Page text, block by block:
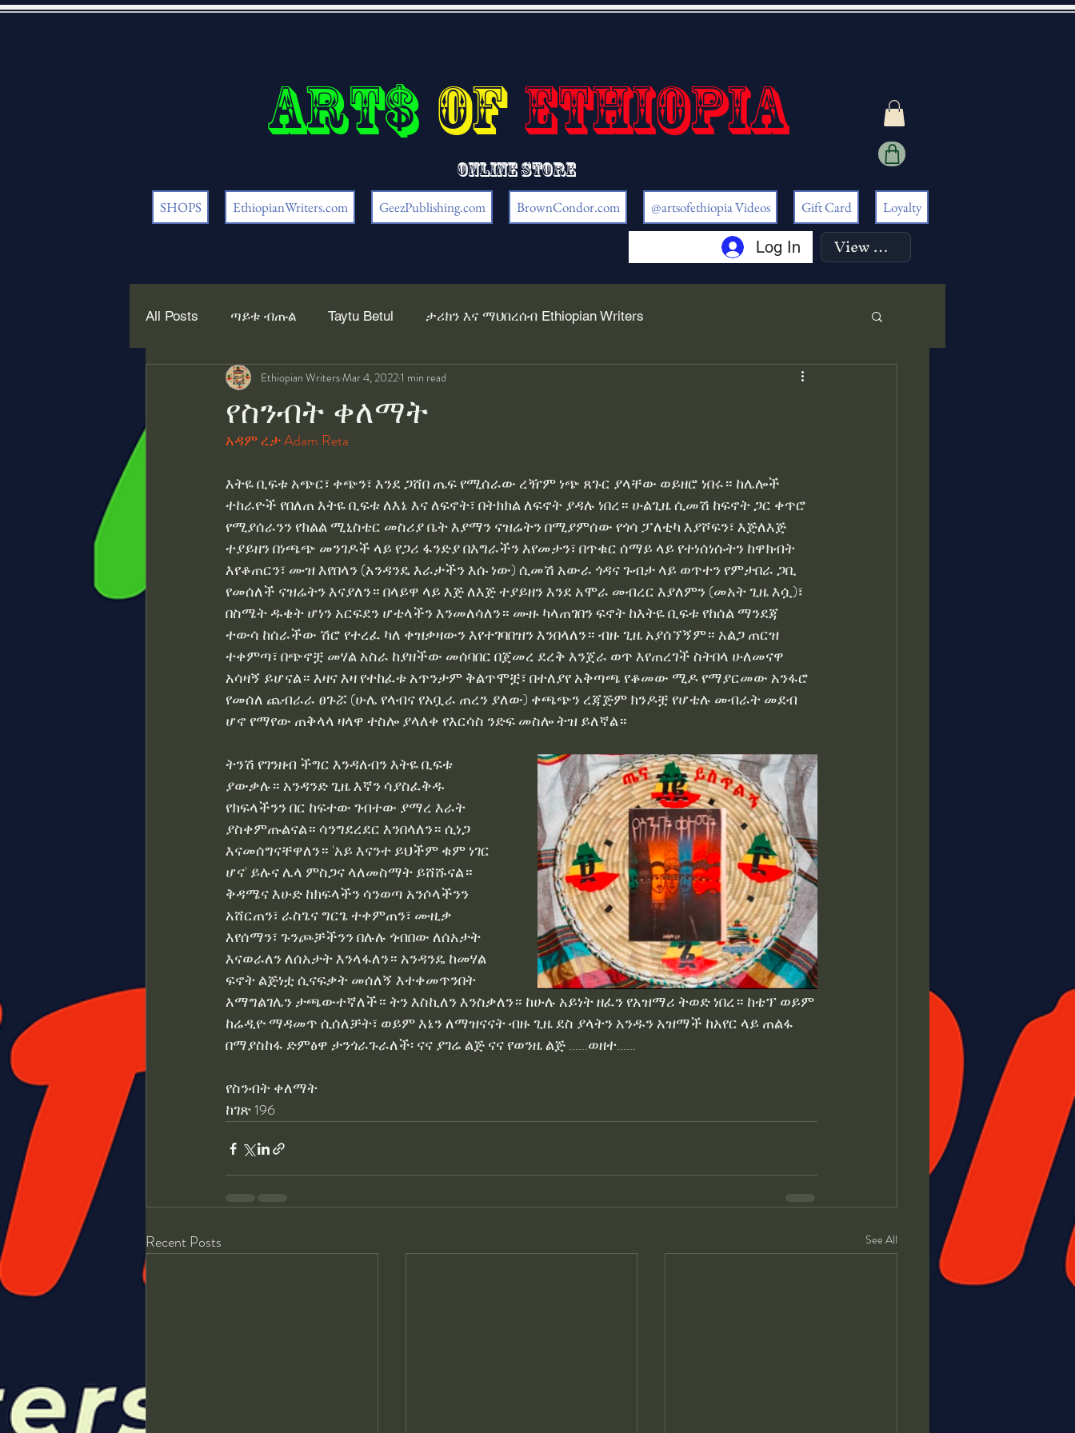
Art$ of Ethiopia
Online store
Log In
SHOPS EthiopianWriters.com GeezPublishing.com BrownCondor.com @artsofethiopia Videos Gift Card Loyalty
View points
All Posts ጣይቱ ብጡል Taytu Betul ታሪክን እና ማህበረሰብ Ethiopian Writers
የቼክ ሪፐብሊኩ ተወላጅ ደራሲ አዶልፍ ፓርለሳክ ተጽ
የኢትዮጵያ ደራሲያን ቴሌግራም ተቀላቀሉ Telegram
አንጉዝ ደራሲ ፀሃይ መላኩ እመ ምኔት ፀሐይ መልአኩ Tsehay Melaku ስንዱ አበበ EPRP
Alemayehu Gelagay መለያየት ሞት ነው በ ዓለማየሁ ገላጋይ ሳላወርስ አላልፍም በ መላኩ ተሰማ አወቀ
ትልቋ ኢትዮጵያ በ ዶናልድ ለቪን Ethiopian Writers ፊደል Fidel አማርኛ ፊደላት
የትም ብዞር በ ማርታ፟፟ ቀፀላ Martha Ketsela ዓለማየሁ ገላጋይ Alemayehu Gelagay ዳግማዊ ምኒልክ እና እቴጌ ጣይቱ
Second Italo-Ethiopian War King Haile Selassie ግ ን ነገሥት ቀዳማዊ ኃ
ወሪሳ በ ዓለማየሁ ገላጋይ Alemayehu Gelagay የዘርሲዎች ፍቅር በ ፍቅረማርቆስ ደስታ ኢትዮጵያ Ethiopia
ሀዲስ አለማየሁ Haddis Alemayehu
የስንብት ቀለማት
Ethiopian WritersMar 4, 20221 min read
አዳም ረታ Adam Reta
እትዬ ቢፍቱ አጭር፣ ቀጭን፣ እንደ ጋሸበ ጤፍ የሚሰራው ረዥም ነጭ ጸጉር ያላቸው ወይዘሮ ነበሩ። ከሌሎች
ተከራዮች የበለጠ እትዬ ቢፍቱ ለእኔ እና ለፍኖት፣ በትክክል ለፍኖት ያዳሉ ነበረ። ሁልጊዜ ሲመሽ ከፍኖት ጋር ቀጥሮ
የሚያሰራንን የክልል ሚኒስቴር መስሪያ ቤት እያማን ናዝሬትን በሚያምሰው የጎሳ ፓለቲካ እያሾፍን፣ እጅለእጅ
ተያይዘን በነጫጭ መንገዶች ላይ የጋሪ ፋንድያ በእግራችን እየመታን፣ በጥቁር ሰማይ ላይ የተነሰነሱትን ከዋክብት
እየቆጠርን፣ ሙዝ እየበላን (አንዳንዴ እራታችን እሱ ነው) ሲመሽ አውራ ጎዳና ጉብታ ላይ ወጥተን የምታበራ ጋቢ
የመሰለች ናዝሬትን እናያለን። በላይዋ ላይ እጅ ለእጅ ተያይዘን እንደ አሞራ መብረር እያለምን (መአት ጊዜ እሷ)፣
በስሜት ዱቄት ሆነን አርፍደን ሆቴላችን እንመለሳለን። ሙዙ ካላጠገበን ፍኖት ከእትዬ ቢፍቱ የከሰል ማንደጃ
ተውሳ ከሰራችው ሽሮ የተረፈ ካለ ቀዝቃዛውን እየተገባበዝን እንበላለን። ብዙ ጊዜ አያሰኘኝም። አልጋ ጠርዝ
ተቀምጣ፣ በጭኖቿ መሃል አስራ ከያዘችው መሰባበር በጀመረ ደረቅ እንጀራ ወጥ እየጠረገች ስትበላ ሁለመናዋ
አሳዛኝ ይሆናል። እዛና እዛ የተከፈቱ አጥንታም ቅልጥሞቿ፣ በተለያየ አቅጣጫ የቆመው ሚዶ የማያርመው አንፋሮ
የመሰለ ጨብራራ ፀጉሯ (ሁሌ የላብና የአቧራ ጠረን ያለው) ቀጫጭን ረጃጅም ክንዶቿ የሆቴሉ መብራት መደብ
ሆኖ የማየው ጠቅላላ ዛላዋ ተስሎ ያላለቀ የእርሳስ ንድፍ መስሎ ትዝ ይለኛል።
ትንሽ የገንዘብ ችግር እንዳለብን እትዬ ቢፍቱ
ያውቃሉ። አንዳንድ ጊዜ እኛን ሳያስፈቅዱ
የክፍላችንን በር ከፍተው ገብተው ያማረ እራት
ያስቀምጡልናል። ሳንግደረደር እንበላለን። ሲነጋ
እናመሰግናቸዋለን። 'አይ እናንተ ይህችም ቁም ነገር
ሆና' ይሉና ሌላ ምስጋና ላለመስማት ይሸሹናል።
ቅዳሜና እሁድ ከክፍላችን ሳንወጣ አንሶላችንን
አሸርጠን፣ ራስጌና ግርጌ ተቀምጠን፣ ሙዚቃ
እየሰማን፣ ጉንጮቻችንን በሉሉ ጎብበው ለሰአታት
እናወራለን ለሰአታት እንላፋለን። አንዳንዴ ከመሃል
ፍኖት ልጅነቷ ሲናፍቃት መሰለኝ እተቀመጥንበት
እማግልገሌን ታጫውተኛለች። ትን እስኪለን እንስቃለን። ከሁሉ አይነት ዘፈን የአዝማሪ ትወድ ነበረ። ከቴፕ ወይም
ከሬዲዮ ማዳመጥ ሲሰለቻት፣ ወይም እኔን ለማዝናናት ብዙ ጊዜ ደስ ያላትን አንዱን አዝማች ከአየር ላይ ጠልፋ
በማያስከፋ ድምፅዋ ታንጎራጉራለች፡ ናና ያገሬ ልጅ ናና የወንዜ ልጅ ......ወዘተ......
የስንብት ቀለማት
ከገጽ 196
Recent Posts See All